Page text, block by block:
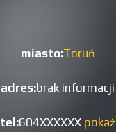
miasto:Toruń
adres:brak informacji
tel:604XXXXXX pokaż